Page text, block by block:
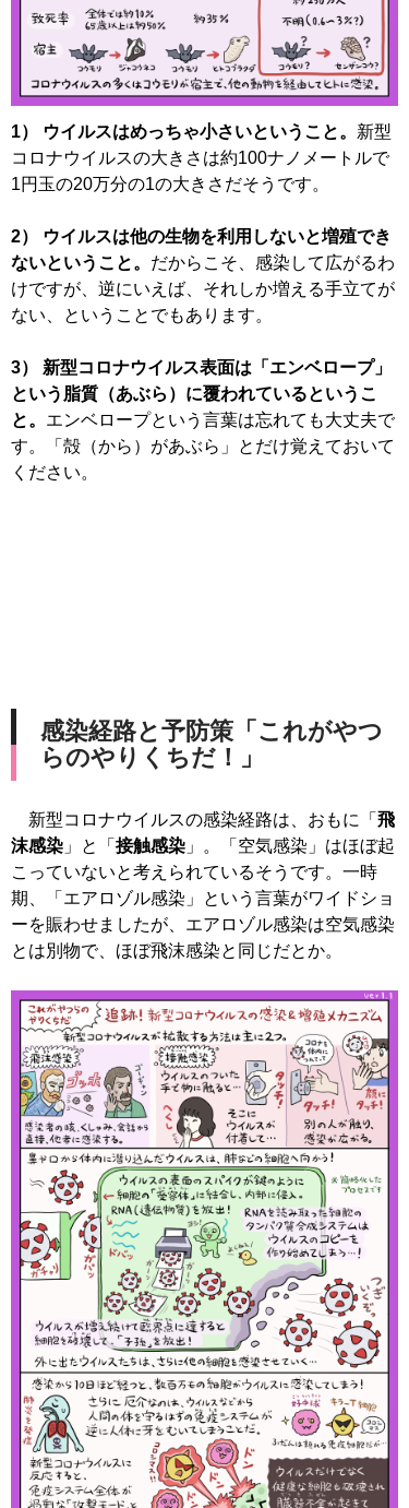
1） ウイルスはめっちゃ小さいということ。 新型
コロナウイルスの大きさは約100ナノメートルで
1円玉の20万分の1の大きさだそうです。
2） ウイルスは他の生物を利用しないと増殖でき
ないということ。 だからこそ、感染して広がるわ
けですが、逆にいえば、それしか増える手立てが
ない、ということでもあります。
3） 新型コロナウイルス表面は「エンベロープ」
という脂質（あぶら）に覆われているというこ
と。 エンベロープという言葉は忘れても大丈夫で
す。「殻（から）があぶら」とだけ覚えておいて
ください。
感染経路と予防策「これがやつ
らのやりくちだ！」
新型コロナウイルスの感染経路は、おもに「 飛
沫感染 」と「 接触感染 」。「空気感染」はほぼ起
こっていないと考えられているそうです。一時
期、「エアロゾル感染」という言葉がワイドショ
ーを賑わせましたが、エアロゾル感染は空気感染
とは別物で、ほぼ飛沫感染と同じだとか。